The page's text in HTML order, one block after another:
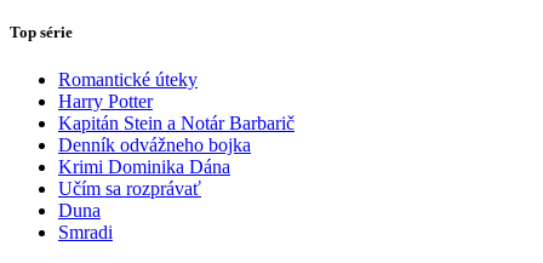
Top série
Romantické úteky
Harry Potter
Kapitán Stein a Notár Barbarič
Denník odvážneho bojka
Krimi Dominika Dána
Učím sa rozprávať
Duna
Smradi